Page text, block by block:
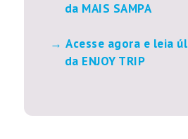
da MAIS SAMPA
Acesse agora e leia
da ENJOY TRIP